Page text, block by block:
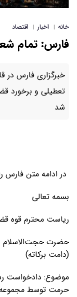
خانه | اخبار | اقتصاد
فارس: تمام
خبرگزاری فارس در
تعطیلی و برخورد
شد
در ادامه متن فارس
بسمه تعالی
ریاست محترم قوه
حضرت حجت‌الاسلام
(دامت برکاته)
موضوع: دادخواست
حرمت توسط مجموعه